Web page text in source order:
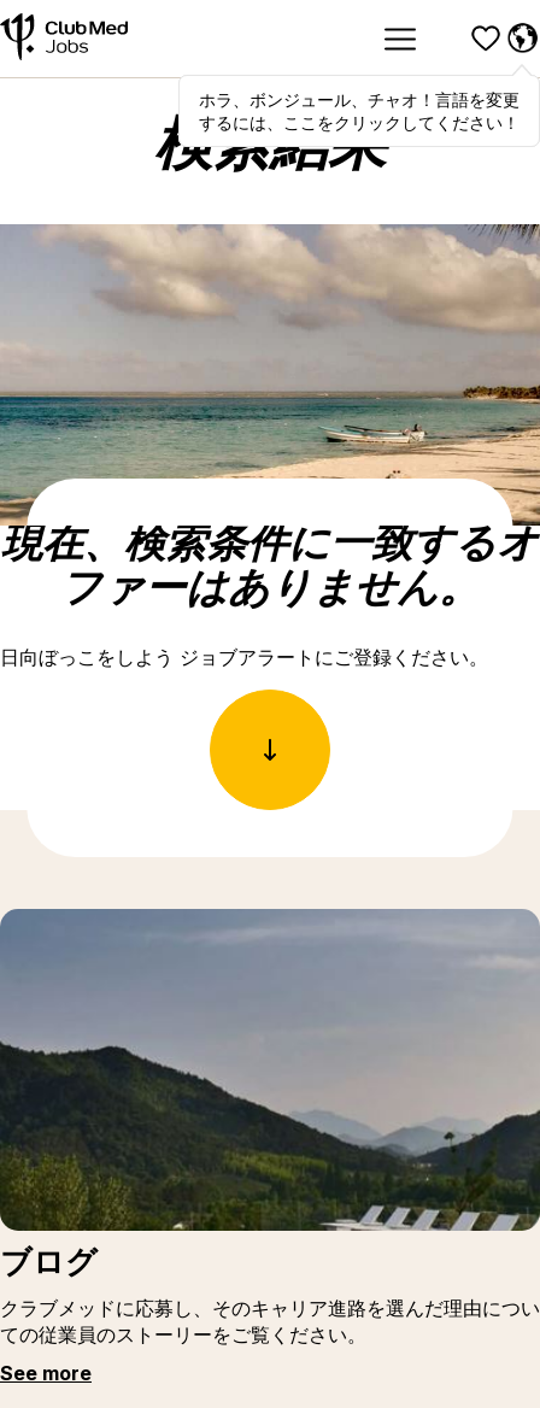
Hola,bonjour, ciao! To switch
languages, click here!
ホラ、ボンジュール、チャオ！言語を変更
するには、ここをクリックしてください！
検索結果
現在、検索条件に一致するオ
ファーはありません。
日向ぼっこをしよう ジョブアラートにご登録ください。
ブログ
クラブメッドに応募し、そのキャリア進路を選んだ理由につい
ての従業員のストーリーをご覧ください。
See more